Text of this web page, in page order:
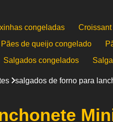
congeladas
Pães de queijo congelado
Salgados congelados
salgados de forno para